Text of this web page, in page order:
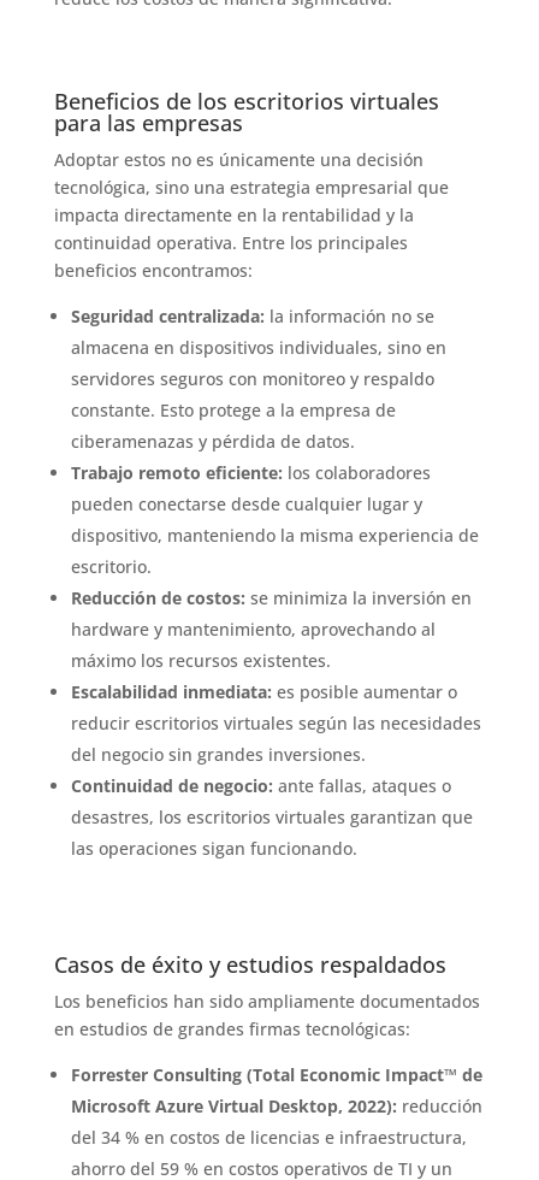
Beneficios de los escritorios virtuales
para las empresas
Adoptar estos no es únicamente una decisión
tecnológica, sino una estrategia empresarial que
impacta directamente en la rentabilidad y la
continuidad operativa. Entre los principales
beneficios encontramos:
Seguridad centralizada: la información no se
almacena en dispositivos individuales, sino en
servidores seguros con monitoreo y respaldo
constante. Esto protege a la empresa de
ciberamenazas y pérdida de datos.
Trabajo remoto eficiente: los colaboradores
pueden conectarse desde cualquier lugar y
dispositivo, manteniendo la misma experiencia de
escritorio.
Reducción de costos: se minimiza la inversión en
hardware y mantenimiento, aprovechando al
máximo los recursos existentes.
Escalabilidad inmediata: es posible aumentar o
reducir escritorios virtuales según las necesidades
del negocio sin grandes inversiones.
Continuidad de negocio: ante fallas, ataques o
desastres, los escritorios virtuales garantizan que
las operaciones sigan funcionando.
Casos de éxito y estudios respaldados
Los beneficios han sido ampliamente documentados
en estudios de grandes firmas tecnológicas:
Forrester Consulting (Total Economic Impact™ de
Microsoft Azure Virtual Desktop, 2022): reducción
del 34 % en costos de licencias e infraestructura,
ahorro del 59 % en costos operativos de TI y un